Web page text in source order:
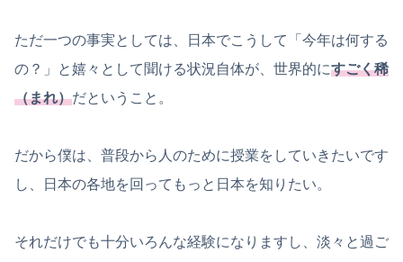
ただ一つの事実としては、日本でこうして「今年は何する
の？」と嬉々として聞ける状況自体が、世界的にすごく稀
（まれ）だということ。
だから僕は、普段から人のために授業をしていきたいです
し、日本の各地を回ってもっと日本を知りたい。
それだけでも十分いろんな経験になりますし、淡々と過ご